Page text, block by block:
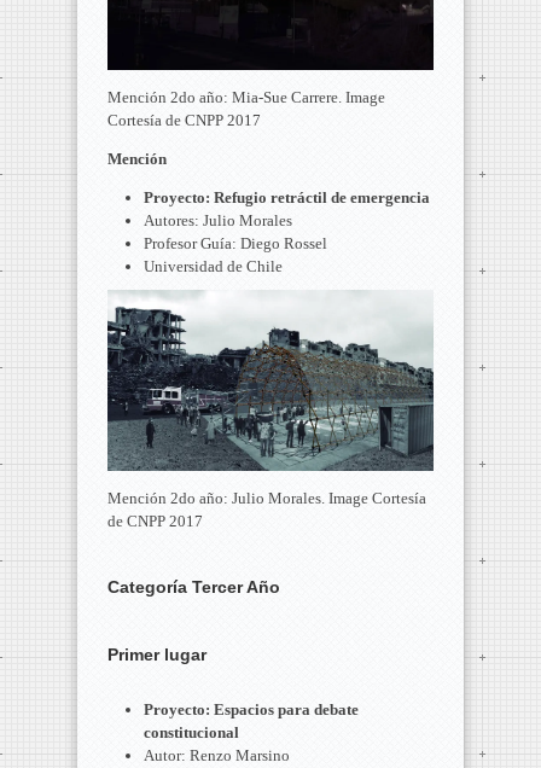
Mención 2do año: Mia-Sue Carrere. Image
Cortesía de CNPP 2017
Mención
Proyecto: Refugio retráctil de emergencia
Autores: Julio Morales
Profesor Guía: Diego Rossel
Universidad de Chile
Mención 2do año: Julio Morales. Image Cortesía
de CNPP 2017
Categoría Tercer Año
Primer lugar
Proyecto: Espacios para debate
constitucional
Autor: Renzo Marsino